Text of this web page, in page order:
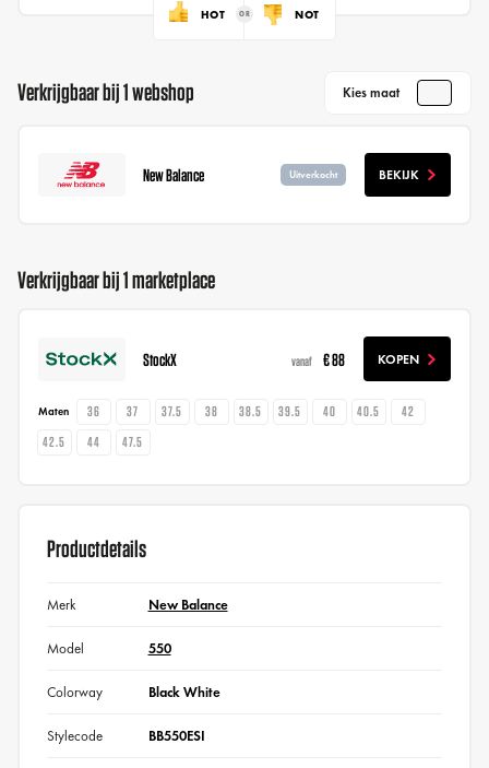
HOT NOT
Verkrijgbaar bij 1 webshop Kies maat
New Balance Uitverkocht BEKIJK
Verkrijgbaar bij 1 marketplace
StockX vanaf € 88 KOPEN
Maten 36 37 37.5 38 38.5 39.5 40 40.5
42
42.5
44 47.5
Productdetails
Merk New Balance
Model 550
Colorway Black White
Stylecode BB550ESI